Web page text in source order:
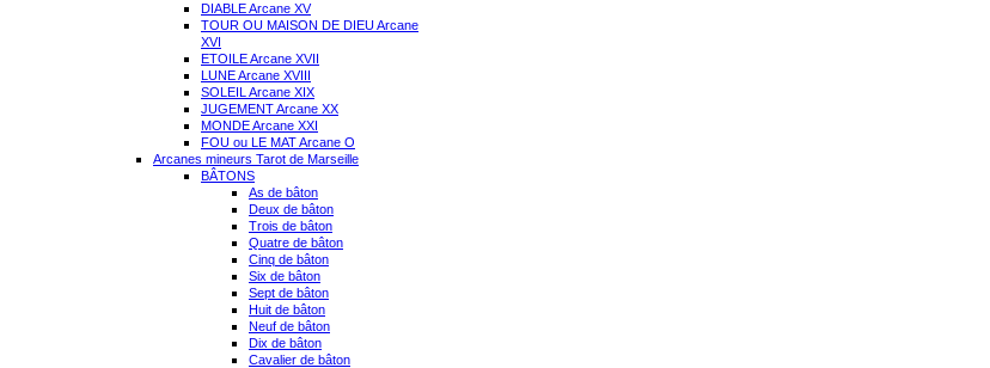
DIABLE Arcane XV
TOUR OU MAISON DE DIEU Arcane
XVI
ETOILE Arcane XVII
LUNE Arcane XVIII
SOLEIL Arcane XIX
JUGEMENT Arcane XX
MONDE Arcane XXI
FOU ou LE MAT Arcane O
Arcanes mineurs Tarot de Marseille
BÂTONS
As de bâton
Deux de bâton
Trois de bâton
Quatre de bâton
Cinq de bâton
Six de bâton
Sept de bâton
Huit de bâton
Neuf de bâton
Dix de bâton
Cavalier de bâton